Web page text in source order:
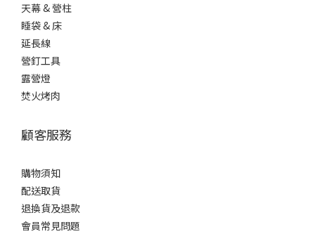
天幕 & 營柱
睡袋 & 床
延長線
營釘工具
露營燈
焚火烤肉
顧客服務
購物須知
配送取貨
退換貨及退款
會員常見問題